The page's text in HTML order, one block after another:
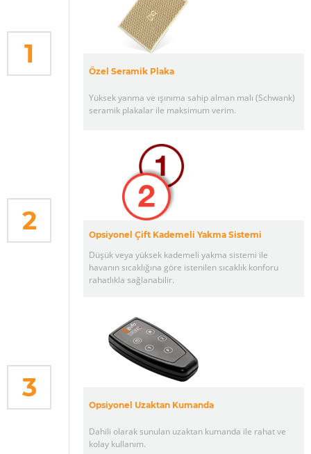
1
2
3
Özel Seramik Plaka
Yüksek yanma ve ışınıma sahip alman malı (Schwank)
seramik plakalar ile maksimum verim.
Opsiyonel Çift Kademeli Yakma Sistemi
Düşük veya yüksek kademeli yakma sistemi ile
havanın sıcaklığına göre istenilen sıcaklık konforu
rahatlıkla sağlanabilir.
Opsiyonel Uzaktan Kumanda
Dahili olarak sunulan uzaktan kumanda ile rahat ve
kolay kullanım.